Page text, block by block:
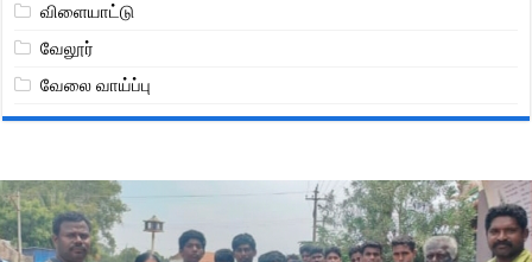
விளையாட்டு
வேலூர்
வேலை வாய்ப்பு